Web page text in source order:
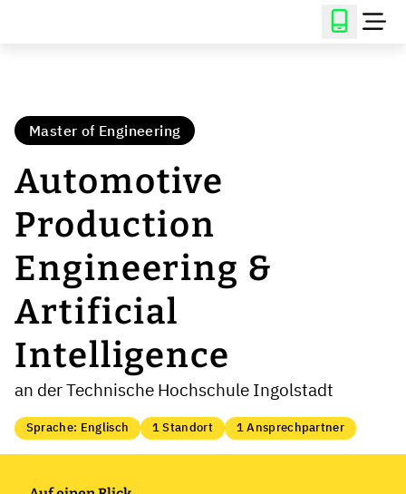
Master of Engineering
Automotive
Production
Engineering &
Artificial
Intelligence
an der Technische Hochschule Ingolstadt
Sprache: Englisch 1 Standort 1 Ansprechpartner